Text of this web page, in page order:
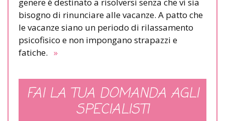
genere è destinato a risolversi senza che vi sia
bisogno di rinunciare alle vacanze. A patto che
le vacanze siano un periodo di rilassamento
psicofisico e non impongano strapazzi e
fatiche. »
FAI LA TUA DOMANDA AGLI
SPECIALISTI